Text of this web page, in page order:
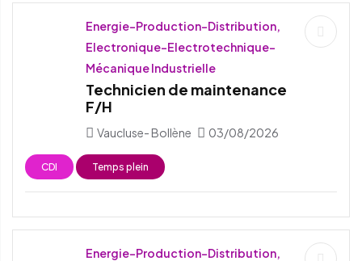
Energie-Production-Distribution,
Electronique-Electrotechnique-
Mécanique Industrielle
Technicien de maintenance
F/H
Vaucluse- Bollène 03/08/2026
CDI Temps plein
Energie-Production-Distribution,